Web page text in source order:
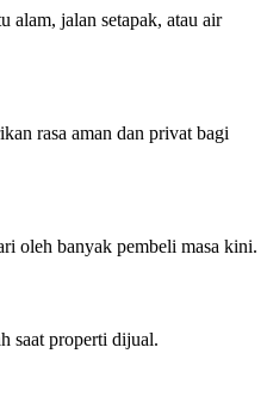
alam, jalan setapak, atau air
rasa aman dan privat bagi
oleh banyak pembeli masa kini.
saat properti dijual.